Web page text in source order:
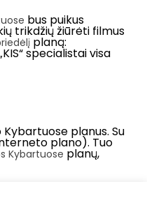
bus puikus
trikdžių žiūrėti filmus
planą:
specialistai visa
planus. Su
plano). Tuo
Kybartuose planų,